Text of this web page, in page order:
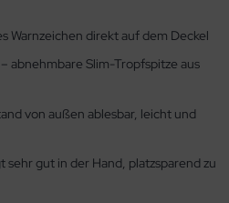
Warnzeichen direkt auf dem Deckel
– abnehmbare Slim-Tropfspitze aus
von außen ablesbar, leicht und
sehr gut in der Hand, platzsparend zu